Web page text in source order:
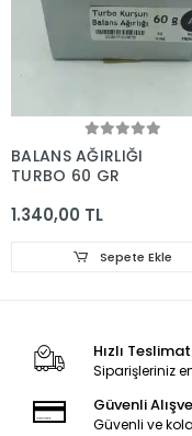
BALANS AĞIRLIĞI
TURBO 60 GR
1.340,00 TL
Sepete Ekle
Hızlı Teslimat
Siparişleriniz
Güvenli
Güvenli ve